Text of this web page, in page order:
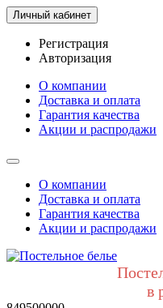
Личный кабинет
Регистрация
Авторизация
О компании
Доставка и оплата
Гарантия качества
Акции и распродажи
О компании
Доставка и оплата
Гарантия качества
Акции и распродажи
в